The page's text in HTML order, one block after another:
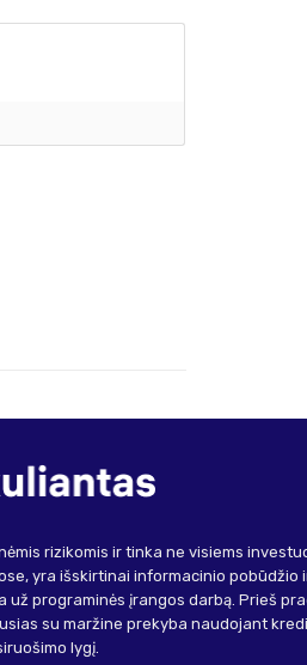
rizikomis ir tinka ne visiems
yra išskirtinai informacinio pobūdžio
programinės įrangos darbą. Prieš
su maržine prekyba naudojant
lygį.